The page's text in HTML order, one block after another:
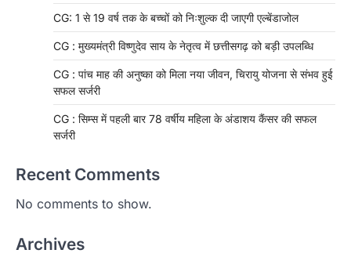
CG: 1 से 19 वर्ष तक के बच्चों को निःशुल्क दी जाएगी एल्बेंडाजोल
CG : मुख्यमंत्री विष्णुदेव साय के नेतृत्व में छत्तीसगढ़ को बड़ी उपलब्धि
CG : पांच माह की अनुष्का को मिला नया जीवन, चिरायु योजना से संभव हुई
सफल सर्जरी
CG : सिम्स में पहली बार 78 वर्षीय महिला के अंडाशय कैंसर की सफल
सर्जरी
Recent Comments
No comments to show.
Archives